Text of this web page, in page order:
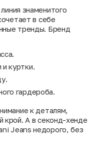
знаменитого
в себе
тренды. Бренд
и куртки.
гардероба.
к деталям,
крой. А в секонд-хенде
Jeans недорого, без